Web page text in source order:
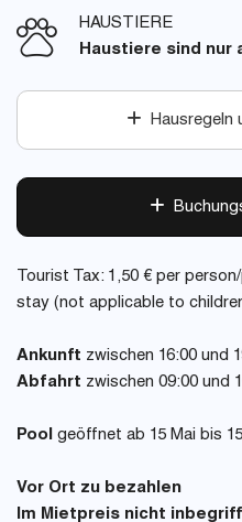
HAUSTIERE
Haustiere sind nur
Hausregeln
Tourist Tax: 1,50 € per
stay (not applicable to
Ankunft zwischen 16:00 und
Abfahrt zwischen 09:00 und
Pool geöffnet ab 15 Mai bis
Vor Ort zu bezahlen
Im Mietpreis nicht